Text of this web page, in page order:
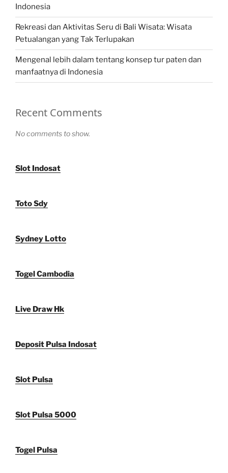
Indonesia
Rekreasi dan Aktivitas Seru di Bali Wisata: Wisata
Petualangan yang Tak Terlupakan
Mengenal lebih dalam tentang konsep tur paten dan
manfaatnya di Indonesia
Recent Comments
No comments to show.
Slot Indosat
Toto Sdy
Sydney Lotto
Togel Cambodia
Live Draw Hk
Deposit Pulsa Indosat
Slot Pulsa
Slot Pulsa 5000
Togel Pulsa